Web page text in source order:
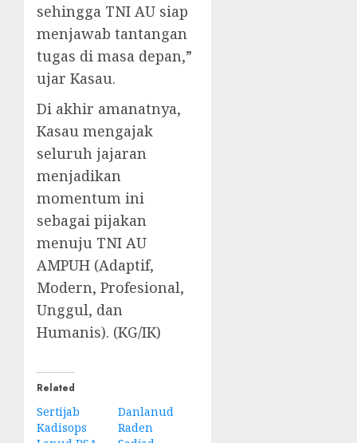
sehingga TNI AU siap
menjawab tantangan
tugas di masa depan,”
ujar Kasau.
Di akhir amanatnya,
Kasau mengajak
seluruh jajaran
menjadikan
momentum ini
sebagai pijakan
menuju TNI AU
AMPUH (Adaptif,
Modern, Profesional,
Unggul, dan
Humanis). (KG/IK)
Related
Sertijab
Kadisops
Danlanud
Raden